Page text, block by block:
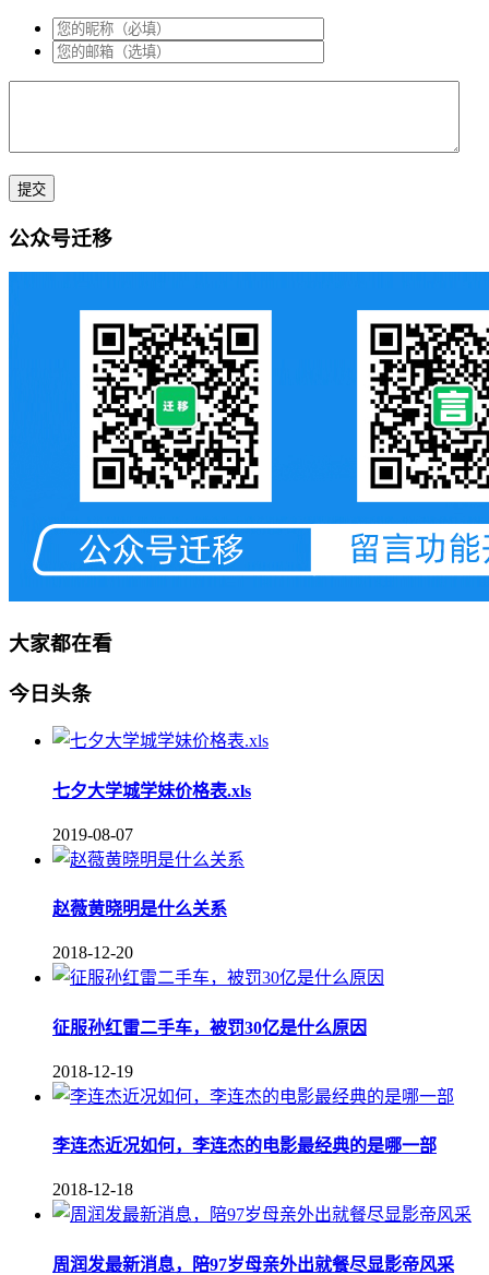
公众号迁移
大家都在看
今日头条
七夕大学城学妹价格表.xls
2019-08-07
赵薇黄晓明是什么关系
2018-12-20
征服孙红雷二手车，被罚30亿是什么原因
2018-12-19
李连杰近况如何，李连杰的电影最经典的是哪一部
2018-12-18
周润发最新消息，陪97岁母亲外出就餐尽显影帝风采